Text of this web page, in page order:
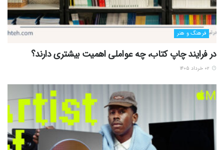
فرهنگ و هنر
در فرایند چاپ کتاب، چه عواملی اهمیت بیشتری دارند؟